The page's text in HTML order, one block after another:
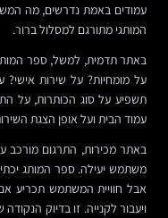
עמודים באמת נדרשים, מה
המותגי מתורגם למסלול ברור.
באתר תדמית, למשל, ספר
על מומחיות? על שירות
תשפיע על סוג הכותרות, על
עמוד הבית ועל אופן הצגת
באתר מכירות, התרגום מורכב
משתמש יעילה. ספר המותג
אבל חוויית המשתמש תכריע אם
ויעבור לקנייה. זו בדיוק